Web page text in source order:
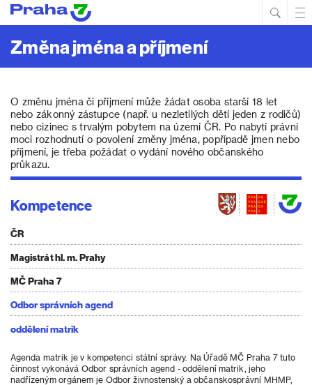
Změna jména a příjmení
O změnu jména či příjmení může žádat osoba starší 18 let
nebo zákonný zástupce (např. u nezletilých dětí jeden z rodičů)
nebo cizinec s trvalým pobytem na území ČR. Po nabytí právní
moci rozhodnutí o povolení změny jména, popřípadě jmen nebo
příjmení, je třeba požádat o vydání nového občanského
průkazu.
Kompetence
ČR
Magistrát hl. m. Prahy
MČ Praha 7
Odbor správních agend
oddělení matrik
Agenda matrik je v kompetenci státní správy. Na Úřadě MČ Praha 7 tuto
činnost vykonává Odbor správních agend - oddělení matrik, jeho
nadřízeným orgánem je Odbor živnostenský a občanskosprávní MHMP,